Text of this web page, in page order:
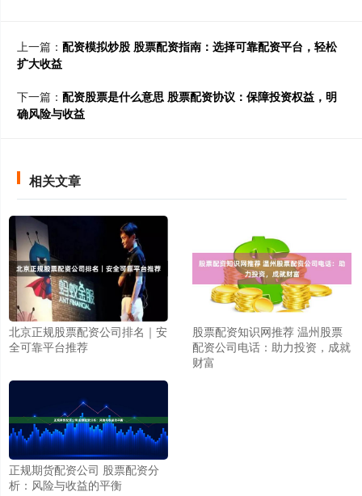
上一篇： 配资模拟炒股 股票配资指南：选择可靠配资平台，轻松
扩大收益
下一篇： 配资股票是什么意思 股票配资协议：保障投资权益，明
确风险与收益
相关文章
北京正规股票配资公司排名｜安
全可靠平台推荐
股票配资知识网推荐 温州股票
配资公司电话：助力投资，成就
财富
正规期货配资公司 股票配资分
析：风险与收益的平衡